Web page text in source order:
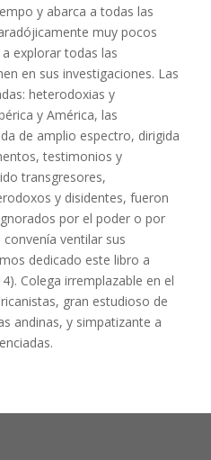
y abarca a todas las
muy pocos
explorar todas las
en sus investigaciones. Las
heterodoxias y
y América, las
de amplio espectro, dirigida
testimonios y
transgresores,
y disidentes, fueron
por el poder o por
ventilar sus
dedicado este libro a
Colega irremplazable en el
gran estudioso de
andinas, y simpatizante a